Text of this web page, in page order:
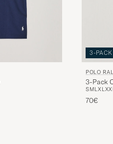
3-PACK
POLO
3-Pack
Blue
SMLXL XXL
70€